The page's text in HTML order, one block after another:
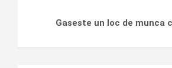
Gaseste un loc de munca